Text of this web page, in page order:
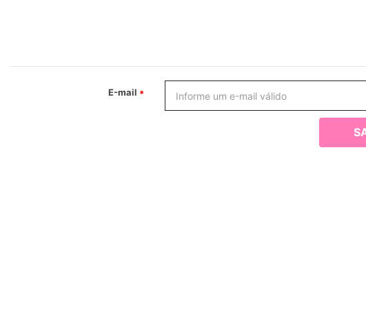
E-mail